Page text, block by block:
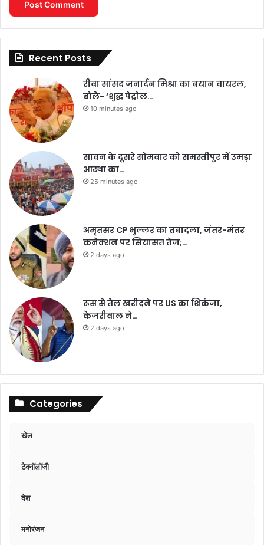
Recent Posts
रीवा सांसद जनार्दन मिश्रा का बयान वायरल,
बोले- ‘शुद्ध पेट्रोल…
10 minutes ago
सावन के दूसरे सोमवार को समस्तीपुर में उमड़ा
आस्था का…
25 minutes ago
अमृतसर CP भुल्लर का तबादला, जंतर-मंतर
कनेक्शन पर सियासत तेज;…
2 days ago
रूस से तेल खरीदने पर US का शिकंजा,
केजरीवाल ने…
2 days ago
Categories
खेल
टेक्नॉलॉजी
देश
मनोरंजन